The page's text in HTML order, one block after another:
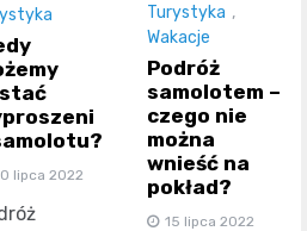
lipca 2022
Turystyka ,
Wakacje
Podróż
samolotem –
czego nie
można
wnieść na
pokład?
15 lipca 2022